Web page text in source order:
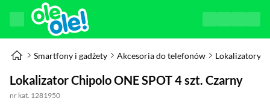
Smartfony i gadżety Akcesoria do telefonów Lokalizatory
Lokalizator Chipolo ONE SPOT 4 szt. Czarny
nr kat. 1281950